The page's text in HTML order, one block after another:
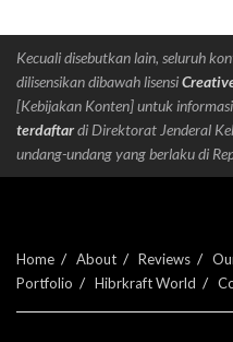
Kecuali disebutkan lain, seluruh
dilisensikan dibawah lisensi
[Kebijakan Konten] untuk
terdaftardi Direktorat Jenderal
undang-undang yang berlaku di
Home About Reviews
Portfolio
Hibrkraft World